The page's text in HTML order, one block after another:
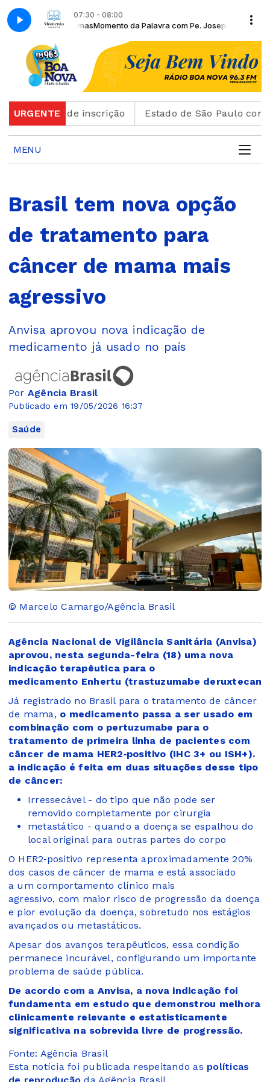
07:30 - 08:00
Joseph Thomas Momento da Palavra com Pe. Joseph Thomas
Católica de SantosDe olho na notícia (UNISANTOS) com
URGENTE
cartão de inscrição Estado de São Paulo confirma
MENU
Brasil tem nova opção
de tratamento para
câncer de mama mais
agressivo
Anvisa aprovou nova indicação de
medicamento já usado no país
Por Agência Brasil
Publicado em 19/05/2026 16:37
Saúde
© Marcelo Camargo/Agência Brasil
Agência Nacional de Vigilância Sanitária (Anvisa)
aprovou, nesta segunda-feira (18) uma nova
indicação terapêutica para o
medicamento Enhertu (trastuzumabe
Já registrado no Brasil para o tratamento de câncer
de mama, o medicamento passa a ser usado em
combinação com o pertuzumabe para o
tratamento de primeira linha de pacientes com
câncer de mama HER2‑positivo (IHC 3+ ou ISH+).
a indicação é feita em duas situações desse tipo
de câncer:
Irressecável - do tipo que não pode ser
removido completamente por cirurgia
metastático - quando a doença se espalhou do
local original para outras partes do corpo
O HER2‑positivo representa aproximadamente 20%
dos casos de câncer de mama e está associado
a um comportamento clínico mais
agressivo, com maior risco de progressão da doença
e pior evolução da doença, sobretudo nos estágios
avançados ou metastáticos.
Apesar dos avanços terapêuticos, essa condição
permanece incurável, configurando um importante
problema de saúde pública.
De acordo com a Anvisa, a nova indicação foi
fundamenta em estudo que demonstrou melhora
clinicamente relevante e estatisticamente
significativa na sobrevida livre de progressão.
Fonte: Agência Brasil
Esta notícia foi publicada respeitando as políticas
de reprodução da Agência Brasil.